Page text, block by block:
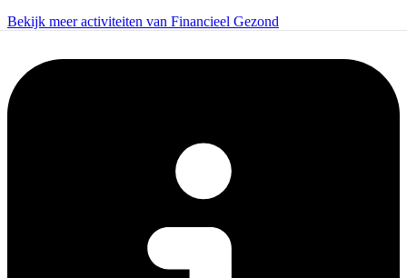
Bekijk meer activiteiten van Financieel Gezond